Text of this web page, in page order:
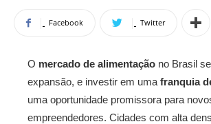
Facebook Twitter
O mercado de alimentação no Brasil
expansão, e investir em uma franquia
uma oportunidade promissora para
empreendedores. Cidades com alta